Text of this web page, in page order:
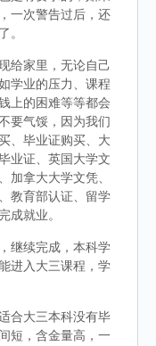
一次警告过后，还
。
给家里，无论自己
学业的压力、课程
上的困难等等都会
要气馁，因为我们
、毕业证购买、大
业证、英国大学文
加拿大大学文凭、
教育部认证、留学
成就业。
继续完成，本科学
进入大三课程，学
合大三本科没有毕
短，含金量高，一